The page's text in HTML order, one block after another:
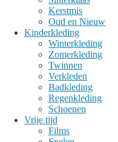
Kerstmis
Oud en Nieuw
Kinderkleding
Winterkleding
Zomerkleding
Twinnen
Verkleden
Badkleding
Regenkleding
Schoenen
Vrije tijd
Films